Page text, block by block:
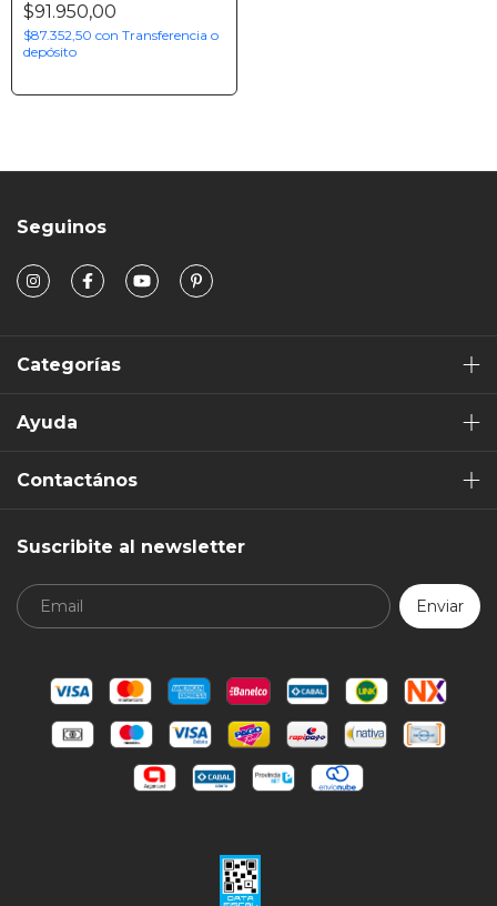
$91.950,00
$87.352,50 con Transferencia o
depósito
Seguinos
Categorías
Ayuda
Contactános
Suscribite al newsletter